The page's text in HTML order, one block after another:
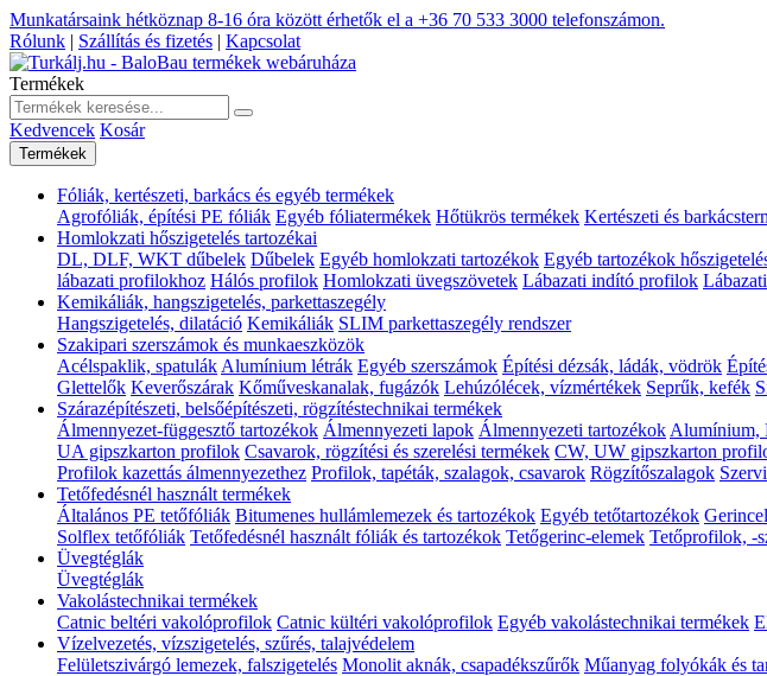
Munkatársaink hétköznap 8-16 óra között érhetők el a +36 70 533 3000 telefonszámon.
Rólunk | Szállítás és fizetés | Kapcsolat
Termékek
Kedvencek Kosár
Termékek
Fóliák, kertészeti, barkács és egyéb termékek
Agrofóliák, építési PE fóliák Egyéb fóliatermékek Hőtükrös termékek Kertészeti és
Homlokzati hőszigetelés tartozékai
DL, DLF, WKT dűbelek Dűbelek Egyéb homlokzati tartozékok Egyéb tartozékok
lábazati profilokhoz Hálós profilok Homlokzati üvegszövetek Lábazati indító profilok
Kemikáliák, hangszigetelés, parkettaszegély
Hangszigetelés, dilatáció Kemikáliák SLIM parkettaszegély rendszer
Szakipari szerszámok és munkaeszközök
Acélspaklik, spatulák Alumínium létrák Egyéb szerszámok Építési dézsák, ládák, vödrök
Glettelők Keverőszárak Kőműveskanalak, fugázók Lehúzólécek, vízmértékek Seprűk, kefék
Szárazépítészeti, belsőépítészeti, rögzítéstechnikai termékek
Álmennyezet-függesztő tartozékok Álmennyezeti lapok Álmennyezeti tartozékok Alumínium,
UA gipszkarton profilok Csavarok, rögzítési és szerelési termékek CW, UW gipszkarton
Profilok kazettás álmennyezethez Profilok, tapéták, szalagok, csavarok Rögzítőszalagok
Tetőfedésnél használt termékek
Általános PE tetőfóliák Bitumenes hullámlemezek és tartozékok Egyéb tetőtartozékok
Solflex tetőfóliák Tetőfedésnél használt fóliák és tartozékok Tetőgerinc-elemek Tetőprofilok, -
Üvegtéglák
Üvegtéglák
Vakolástechnikai termékek
Catnic beltéri vakolóprofilok Catnic kültéri vakolóprofilok Egyéb vakolástechnikai termékek
Vízelvezetés, vízszigetelés, szűrés, talajvédelem
Felületszivárgó lemezek, falszigetelés Monolit aknák, csapadékszűrők Műanyag folyókák és